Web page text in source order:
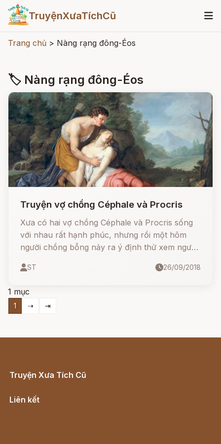
TruyệnXưaTíchCũ
Trang chủ > Nàng rạng đông-Éos
🏷 Nàng rạng đông-Éos
Truyện vợ chồng Céphale và Procris
Xưa có hai vợ chồng Céphale và Procris sống
với nhau rất hạnh phúc, nhưng rồi một hôm
người chồng bỗng nảy ra ý định thử xem người
đầu mối của cái kết thúc rất đỗi đau xót và
ST 26/09/2018
1 mục
1 ⇢ ⇥
Truyện Xưa Tích Cũ
Liên kết